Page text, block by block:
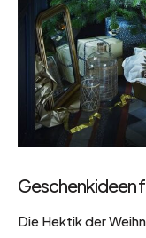
Geschenkideen
Die Hektik der